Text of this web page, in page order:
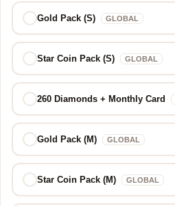
Gold Pack (S) GLOBAL
Star Coin Pack (S) GLOBAL
260 Diamonds + Monthly Card
Gold Pack (M) GLOBAL
Star Coin Pack (M) GLOBAL